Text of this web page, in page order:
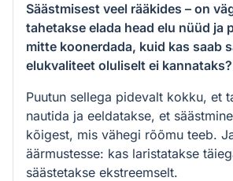
Säästmisest veel rääkides – on
tahetakse elada head elu nüüd ja
mitte koonerdada, kuid kas saab
elukvaliteet oluliselt ei kannataks?
Puutun sellega pidevalt kokku, et
nautida ja eeldatakse, et
kõigest, mis vähegi rõõmu teeb.
äärmustesse: kas laristatakse
säästetakse ekstreemselt.